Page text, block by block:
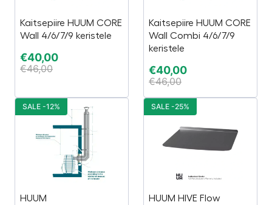
Kaitsepiire HUUM CORE
Wall 4/6/7/9 keristele
€40,00
€46,00
Kaitsepiire HUUM CORE
Wall Combi 4/6/7/9
keristele
€40,00
€46,00
HUUM
SALE -12%
HUUM HIVE Flow
SALE -25%